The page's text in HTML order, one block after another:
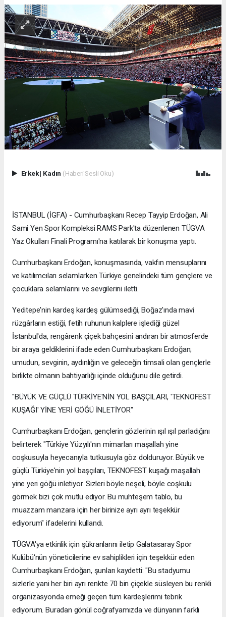
Erkek| Kadın (Haberi Sesli Oku)
İSTANBUL (İGFA) - Cumhurbaşkanı Recep Tayyip Erdoğan, Ali
Sami Yen Spor Kompleksi RAMS Park'ta düzenlenen TÜGVA
Yaz Okulları Finali Programı'na katılarak bir konuşma yaptı.
Cumhurbaşkanı Erdoğan, konuşmasında, vakfın mensuplarını
ve katılımcıları selamlarken Türkiye genelindeki tüm gençlere ve
çocuklara selamlarını ve sevgilerini iletti.
Yeditepe'nin kardeş kardeş gülümsediği, Boğaz'ında mavi
rüzgârların estiği, fetih ruhunun kalplere işlediği güzel
İstanbul'da, rengârenk çiçek bahçesini andıran bir atmosferde
bir araya geldiklerini ifade eden Cumhurbaşkanı Erdoğan;
umudun, sevginin, aydınlığın ve geleceğin timsali olan gençlerle
birlikte olmanın bahtiyarlığı içinde olduğunu dile getirdi.
"BÜYÜK VE GÜÇLÜ TÜRKİYE'NİN YOL BAŞÇILARI, 'TEKNOFEST
KUŞAĞI' YİNE YERİ GÖĞÜ İNLETİYOR"
Cumhurbaşkanı Erdoğan, gençlerin gözlerinin ışıl ışıl parladığını
belirterek "Türkiye Yüzyılı'nın mimarları maşallah yine
coşkusuyla heyecanıyla tutkusuyla göz dolduruyor. Büyük ve
güçlü Türkiye'nin yol başçıları, TEKNOFEST kuşağı maşallah
yine yeri göğü inletiyor. Sizleri böyle neşeli, böyle coşkulu
görmek bizi çok mutlu ediyor. Bu muhteşem tablo, bu
muazzam manzara için her birinize ayrı ayrı teşekkür
ediyorum" ifadelerini kullandı.
TÜGVA'ya etkinlik için şükranlarını iletip Galatasaray Spor
Kulübü'nün yöneticilerine ev sahiplikleri için teşekkür eden
Cumhurbaşkanı Erdoğan, şunları kaydetti: "Bu stadyumu
sizlerle yani her biri ayrı renkte 70 bin çiçekle süsleyen bu renkli
organizasyonda emeği geçen tüm kardeşlerimi tebrik
ediyorum. Buradan gönül coğrafyamızda ve dünyanın farklı